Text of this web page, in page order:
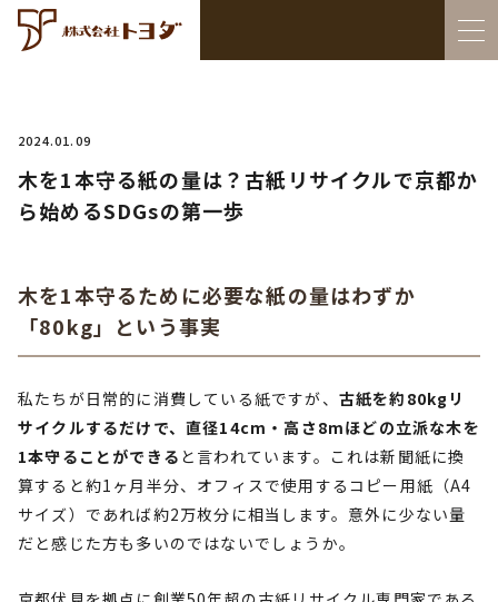
2024.01.09
木を1本守る紙の量は？古紙リサイクルで京都か
ら始めるSDGsの第一歩
木を1本守るために必要な紙の量はわずか
「80kg」という事実
私たちが日常的に消費している紙ですが、 古紙を約80kgリ
サイクルするだけで、直径14cm・高さ8mほどの立派な木を
1本守ることができる と言われています。これは新聞紙に換
算すると約1ヶ月半分、オフィスで使用するコピー用紙（A4
サイズ）であれば約2万枚分に相当します。意外に少ない量
だと感じた方も多いのではないでしょうか。